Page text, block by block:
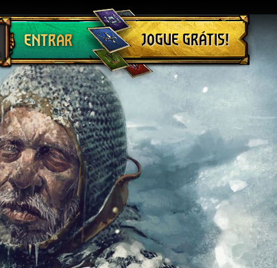
ENTRAR JOGUE GRÁTIS!